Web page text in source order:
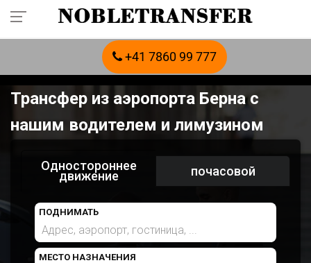
+41 7860 99 777
Трансфер из аэропорта Берна с
нашим водителем и лимузином
Одностороннее
движение почасовой
ПОДНИМАТЬ
МЕСТО НАЗНАЧЕНИЯ